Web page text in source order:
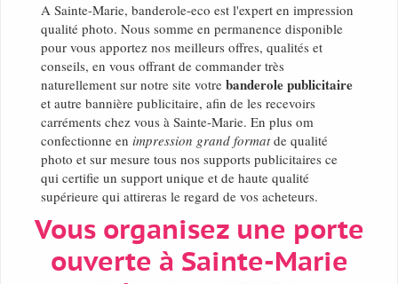
A Sainte-Marie, banderole-eco est l'expert en impression
qualité photo. Nous somme en permanence disponible
pour vous apportez nos meilleurs offres, qualités et
conseils, en vous offrant de commander très
naturellement sur notre site votre banderole publicitaire
et autre bannière publicitaire, afin de les recevoirs
carréments chez vous à Sainte-Marie. En plus om
confectionne en impression grand formatde qualité
photo et sur mesure tous nos supports publicitaires ce
qui certifie un support unique et de haute qualité
supérieure qui attireras le regard de vos acheteurs.
Vous organisez une porte
ouverte à Sainte-Marie